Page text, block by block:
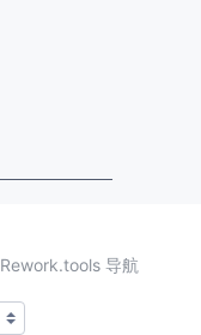
Rework.tools 导航